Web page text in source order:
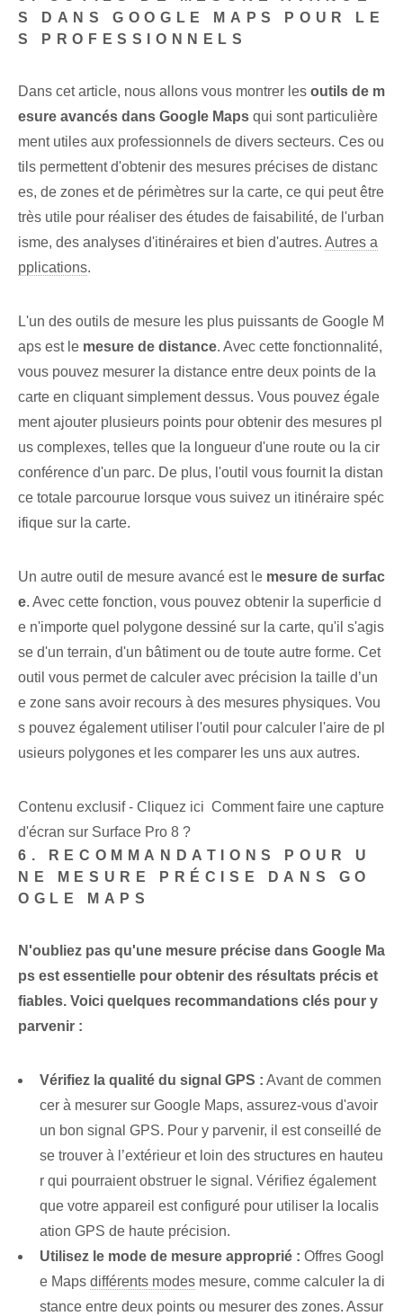
S DANS GOOGLE MAPS POUR LE
S PROFESSIONNELS
Dans cet article, nous allons vous montrer les outils de m
esure avancés dans Google Maps qui sont particulière
ment utiles aux professionnels de divers secteurs. Ces ou
tils permettent d'obtenir des mesures précises de distanc
es, de zones et de périmètres sur la carte, ce qui peut être
très utile pour réaliser des études de faisabilité, de l'urban
isme, des analyses d'itinéraires et bien d'autres. Autres a
pplications.
L'un des outils de mesure les plus puissants de Google M
aps est le mesure de distance. Avec cette fonctionnalité,
vous pouvez mesurer la distance entre deux points de la
carte en cliquant simplement dessus. Vous pouvez égale
ment ajouter plusieurs points pour obtenir des mesures pl
us complexes, telles que la longueur d'une route ou la cir
conférence d'un parc. De plus, l'outil vous fournit la distan
ce totale parcourue lorsque vous suivez un itinéraire spéc
ifique sur la carte.
Un autre outil de mesure avancé est le mesure de surfac
e. Avec cette fonction, vous pouvez obtenir la superficie d
e n'importe quel polygone dessiné sur la carte, qu'il s'agis
se d'un terrain, d'un bâtiment ou de toute autre forme. Cet
outil vous permet de calculer avec précision la taille d’un
e zone sans avoir recours à des mesures physiques. Vou
s pouvez également utiliser l'outil pour calculer l'aire de pl
usieurs polygones et les comparer les uns aux autres.
Contenu exclusif - Cliquez ici Comment faire une capture
d'écran sur Surface Pro 8 ?
6. RECOMMANDATIONS POUR U
NE MESURE PRÉCISE DANS GO
OGLE MAPS
N'oubliez pas qu'une mesure précise dans Google Ma
ps est essentielle pour obtenir des résultats précis et
fiables. Voici quelques recommandations clés pour y
parvenir :
Vérifiez la qualité du signal GPS : Avant de commen
cer à mesurer sur Google Maps, assurez-vous d'avoir
un bon signal GPS. Pour y parvenir, il est conseillé de
se trouver à l’extérieur et loin des structures en hauteu
r qui pourraient obstruer le signal. Vérifiez également
que votre appareil est configuré pour utiliser la localis
ation GPS de haute précision.
Utilisez le mode de mesure approprié : Offres Googl
e Maps différents modes mesure, comme calculer la di
stance entre deux points ou mesurer des zones. Assur